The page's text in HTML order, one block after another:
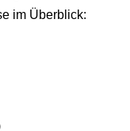
im Überblick: